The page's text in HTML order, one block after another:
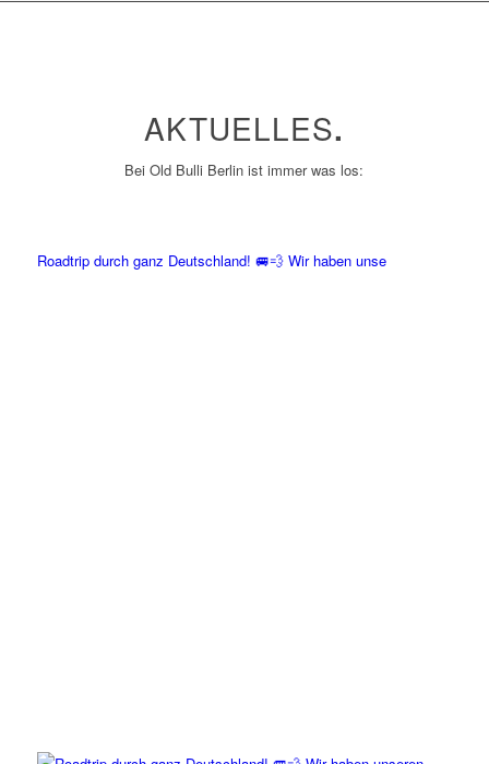
AKTUELLES.
Bei Old Bulli Berlin ist immer was los:
Roadtrip durch ganz Deutschland! 🚐💨 Wir haben unse